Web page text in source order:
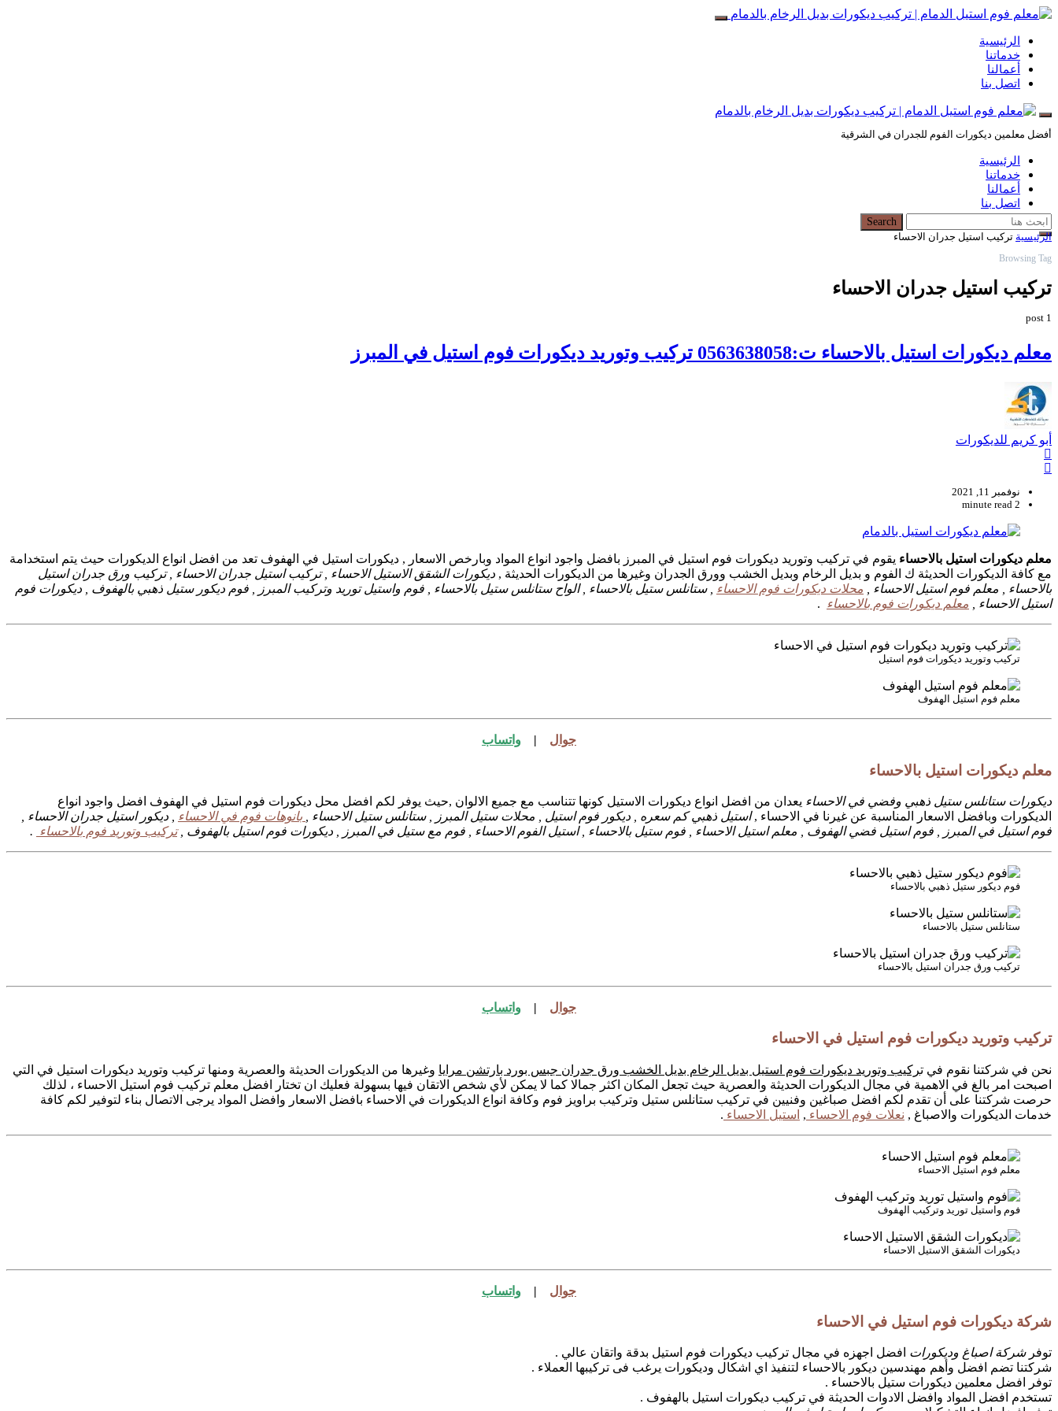
الرئيسية
خدماتنا
أعمالنا
اتصل بنا
أفضل معلمين ديكورات الفوم للجدران في الشرقية
الرئيسية
خدماتنا
أعمالنا
اتصل بنا
Search for:
Search
الرئيسية تركيب استيل جدران الاحساء
Browsing Tag
تركيب استيل جدران الاحساء
1 post
معلم ديكورات استيل بالاحساء ت:0563638058 تركيب وتوريد ديكورات فوم استيل في المبرز
أبو كريم للديكورات
نوفمبر 11, 2021
2 minute read
معلم ديكورات استيل بالاحساء يقوم في تركيب وتوريد ديكورات فوم استيل في المبرز بافضل واجود انواع المواد وبارخص الاسعار , ديكورات استيل في الهفوف تعد من افضل انواع الديكورات حيث يتم استخدامة
مع كافة الديكورات الحديثة ك الفوم و بديل الرخام وبديل الخشب وورق الجدران وغيرها من الديكورات الحديثة , ديكورات الشقق الاستيل الاحساء , تركيب استيل جدران الاحساء , تركيب ورق جدران استيل
بالاحساء , معلم فوم استيل الاحساء , محلات ديكورات فوم الاحساء , ستانلس ستيل بالاحساء , الواح ستانلس ستيل بالاحساء , فوم واستيل توريد وتركيب المبرز , فوم ديكور ستيل ذهبي بالهفوف , ديكورات فوم
استيل الاحساء , معلم ديكورات فوم بالاحساء .
تركيب وتوريد ديكورات فوم استيل
معلم فوم استيل الهفوف
جوال | واتساب
معلم ديكورات استيل بالاحساء
ديكورات ستانلس ستيل ذهبي وفضي في الاحساء يعدان من افضل انواع ديكورات الاستيل كونها تتناسب مع جميع الالوان ,حيث يوفر لكم افضل محل ديكورات فوم استيل في الهفوف افضل واجود انواع
الديكورات وبافضل الاسعار المناسبة عن غيرنا في الاحساء ,استيل ذهبي كم سعره , ديكور فوم استيل , محلات ستيل المبرز , ستانلس ستيل الاحساء , بانوهات فوم في الاحساء , ديكور استيل جدران الاحساء ,
فوم استيل في المبرز , فوم استيل فضي الهفوف , معلم استيل الاحساء , فوم ستيل بالاحساء , استيل الفوم الاحساء , فوم مع ستيل في المبرز , ديكورات فوم استيل بالهفوف ,تركيب وتوريد فوم بالاحساء .
فوم ديكور ستيل ذهبي بالاحساء
ستانلس ستيل بالاحساء
تركيب ورق جدران استيل بالاحساء
جوال | واتساب
تركيب وتوريد ديكورات فوم استيل في الاحساء
نحن في شركتنا نقوم في تركيب وتوريد ديكورات فوم استيل بديل الرخام بديل الخشب ورق جدران جبس بورد بارتشن مرايا وغيرها من الديكورات الحديثة والعصرية ومنها تركيب وتوريد ديكورات استيل في التي
اصبحت امر بالغ في الاهمية في مجال الديكورات الحديثة والعصرية حيث تجعل المكان اكثر جمالا كما لا يمكن لأي شخص الاتقان فيها بسهولة فعليك ان تختار افضل معلم تركيب فوم استيل الاحساء ، لذلك
حرصت شركتنا على أن تقدم لكم افضل صباغين وفنيين في تركيب ستانلس ستيل وتركيب براويز فوم وكافة انواع الديكورات في الاحساء بافضل الاسعار وافضل المواد يرجى الاتصال بناء لتوفير لكم كافة
خدمات الديكورات والاصباغ , نعلات فوم الاحساء , استيل الاحساء .
معلم فوم استيل الاحساء
فوم واستيل توريد وتركيب الهفوف
ديكورات الشقق الاستيل الاحساء
جوال | واتساب
شركة ديكورات فوم استيل في الاحساء
توفرشركة اصباغ وديكورات افضل اجهزه في مجال تركيب ديكورات فوم استيل بدقة واتقان عالي .
شركتنا تضم افضل وأهم مهندسين ديكور بالاحساء لتنفيذ اي اشكال وديكورات يرغب فى تركيبها العملاء .
توفر افضل معلمين ديكورات ستيل بالاحساء .
تستخدم افضل المواد وافضل الادوات الحديثة في تركيب ديكورات استيل بالهفوف .